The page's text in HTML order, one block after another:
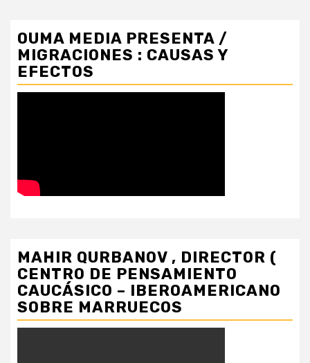
OUMA MEDIA PRESENTA /
MIGRACIONES : CAUSAS Y
EFECTOS
MAHIR QURBANOV , DIRECTOR (
CENTRO DE PENSAMIENTO
CAUCÁSICO – IBEROAMERICANO
SOBRE MARRUECOS